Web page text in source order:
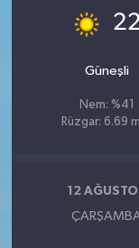
Güneşli
Nem: %41
Rüzgar: 6.69
12